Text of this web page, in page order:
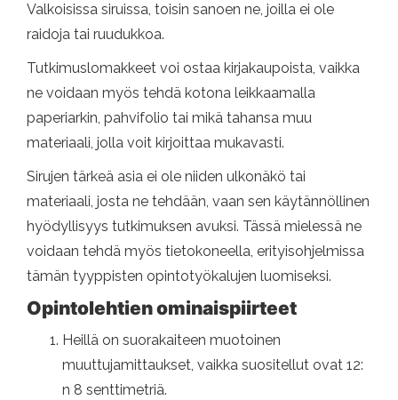
Valkoisissa siruissa, toisin sanoen ne, joilla ei ole
raidoja tai ruudukkoa.
Tutkimuslomakkeet voi ostaa kirjakaupoista, vaikka
ne voidaan myös tehdä kotona leikkaamalla
paperiarkin, pahvifolio tai mikä tahansa muu
materiaali, jolla voit kirjoittaa mukavasti.
Sirujen tärkeä asia ei ole niiden ulkonäkö tai
materiaali, josta ne tehdään, vaan sen käytännöllinen
hyödyllisyys tutkimuksen avuksi. Tässä mielessä ne
voidaan tehdä myös tietokoneella, erityisohjelmissa
tämän tyyppisten opintotyökalujen luomiseksi.
Opintolehtien ominaispiirteet
Heillä on suorakaiteen muotoinen
muuttujamittaukset, vaikka suositellut ovat 12:
n 8 senttimetriä.